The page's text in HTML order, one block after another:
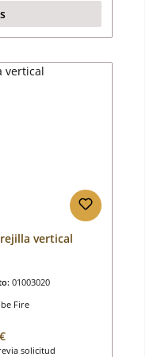
vertical
01003020
Fire
solicitud